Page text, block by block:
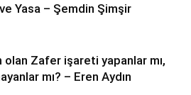
Yasa – Şemdin Şimşir
olan Zafer işareti yapanlar mı,
mı? – Eren Aydın